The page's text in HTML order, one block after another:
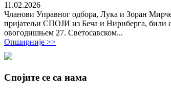
11.02.2026
Чланови Управног одбора, Лука и Зоран
пријатељи СПОЈИ из Беча и Нирнберга, били
овогодишњем 27. Светосавском...
Опширније >>
Спојите се са нама